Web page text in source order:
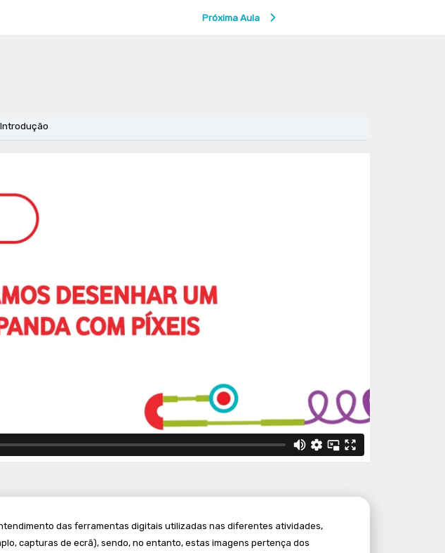
Próxima Aula
Introdução
das ferramentas digitais utilizadas nas diferentes atividades,
capturas de ecrã), sendo, no entanto, estas imagens pertença dos